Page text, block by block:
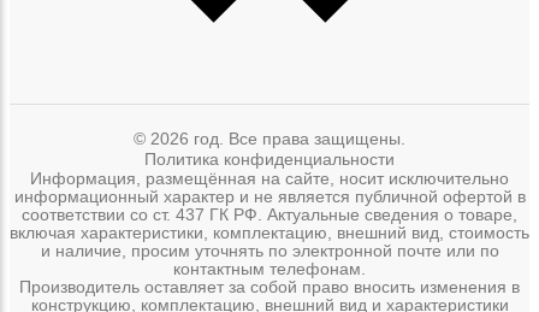
© 2026 год. Все права защищены.
Политика конфиденциальности
Информация, размещённая на сайте, носит исключительно
информационный характер и не является публичной офертой в
соответствии со ст. 437 ГК РФ. Актуальные сведения о товаре,
включая характеристики, комплектацию, внешний вид, стоимость
и наличие, просим уточнять по электронной почте или по
контактным телефонам.
Производитель оставляет за собой право вносить изменения в
конструкцию, комплектацию, внешний вид и характеристики